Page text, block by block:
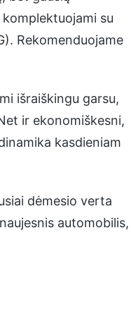
su
Rekomenduojame
išraiškingu garsu,
ir ekonomiškesni,
kasdieniam
dėmesio verta
automobilis,